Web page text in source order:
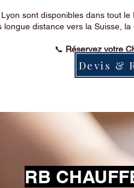
sont disponibles dans tout
longue distance vers la Suisse, la
📞 Réservez votre
Devis &
RB